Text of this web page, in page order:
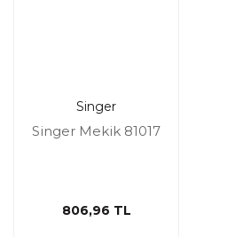
Singer
Singer Mekik 81017
806,96 TL